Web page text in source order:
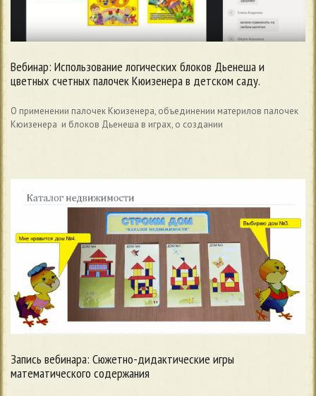
Вебинар: Использование логических блоков Дьенеша и
цветных счетных палочек Кюизенера в детском саду.
О применении палочек Кюизенера, объединении материлов палочек
Кюизенера и блоков Дьенеша в играх, о создании
Запись вебинара: Сюжетно-дидактические игры
математического содержания